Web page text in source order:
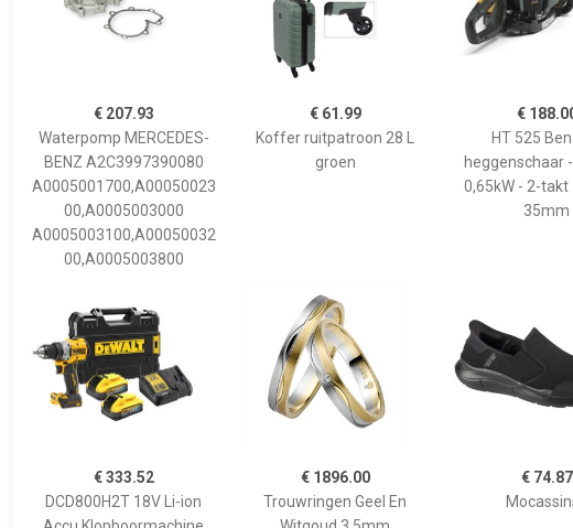
€ 207.93
Waterpomp MERCEDES-
BENZ A2C3997390080
A0005001700,A00050023
00,A0005003000
A0005003100,A00050032
00,A0005003800
€ 61.99
Koffer ruitpatroon 28 L
groen
€
HT 525
heggenschaar
0,65kW - 2-takt
35mm
€ 333.52
DCD800H2T 18V Li-ion
€ 1896.00
Trouwringen Geel En
€ 74.87